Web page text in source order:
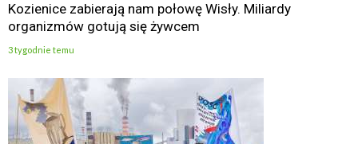
Kozienice zabierają nam połowę Wisły. Miliardy
organizmów gotują się żywcem
3 tygodnie temu